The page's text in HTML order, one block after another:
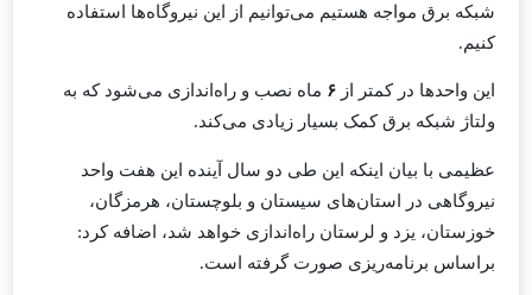
شبکه برق مواجه هستیم می‌توانیم از این نیروگاه‌ها استفاده
کنیم.
این واحدها در کمتر از ۶ ماه نصب و راه‌اندازی می‌شود که به
ولتاژ شبکه برق کمک بسیار زیادی می‌کند.
عظیمی با بیان اینکه این طی دو سال آینده این هفت واحد
نیروگاهی در استان‌های سیستان و بلوچستان، هرمزگان،
خوزستان، یزد و لرستان راه‌اندازی خواهد شد، اضافه کرد:
براساس برنامه‌ریزی صورت گرفته است.